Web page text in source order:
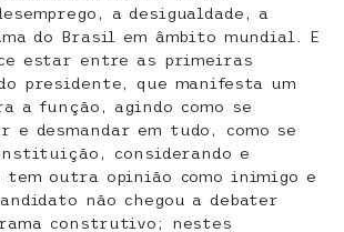
a desigualdade, a
do Brasil em âmbito mundial. E
estar entre as primeiras
presidente, que manifesta um
a função, agindo como se
e desmandar em tudo, como se
considerando e
tem outra opinião como inimigo e
não chegou a debater
construtivo; nestes